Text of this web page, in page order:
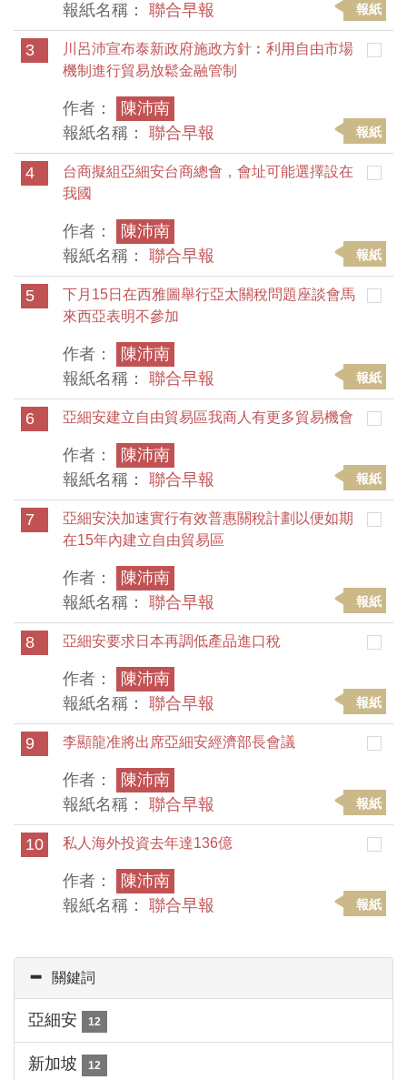
報紙名稱： 聯合早報 報紙
3
川呂沛宣布泰新政府施政方針︰利用自由市場
機制進行貿易放鬆金融管制
作者：
陳沛南
報紙名稱： 聯合早報 報紙
4
台商擬組亞細安台商總會，會址可能選擇設在
我國
作者：
陳沛南
報紙名稱： 聯合早報 報紙
5
下月15日在西雅圖舉行亞太關稅問題座談會馬
來西亞表明不參加
作者：
陳沛南
報紙名稱： 聯合早報 報紙
6 亞細安建立自由貿易區我商人有更多貿易機會
作者：
陳沛南
報紙名稱： 聯合早報 報紙
7
亞細安決加速實行有效普惠關稅計劃以便如期
在15年內建立自由貿易區
作者：
陳沛南
報紙名稱： 聯合早報 報紙
8 亞細安要求日本再調低產品進口稅
作者：
陳沛南
報紙名稱： 聯合早報 報紙
9 李顯龍准將出席亞細安經濟部長會議
作者：
陳沛南
報紙名稱： 聯合早報 報紙
10 私人海外投資去年達136億
作者：
陳沛南
報紙名稱： 聯合早報 報紙
關鍵詞
亞細安 12
新加坡 12